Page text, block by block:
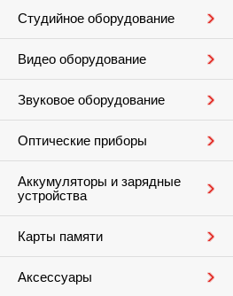
Студийное оборудование
Видео оборудование
Звуковое оборудование
Оптические приборы
Аккумуляторы и зарядные
устройства
Карты памяти
Аксессуары